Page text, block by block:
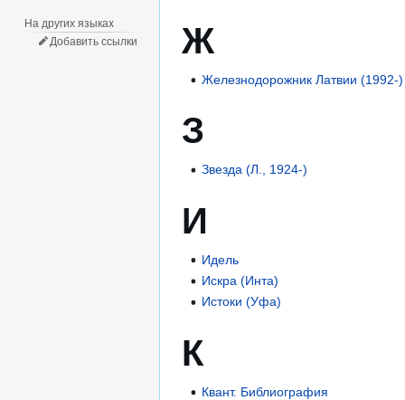
Ж
Железнодорожник Латвии (1992-)
З
Звезда (Л., 1924-)
И
Идель
Искра (Инта)
Истоки (Уфа)
К
Квант. Библиография
На других языках
Добавить ссылки